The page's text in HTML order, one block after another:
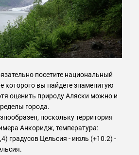
посетите национальный
которого вы найдете знаменитую
оценить природу Аляски можно и
города.
поскольку территория
Анкоридж, температура:
градусов Цельсия - июль (+10.2) -